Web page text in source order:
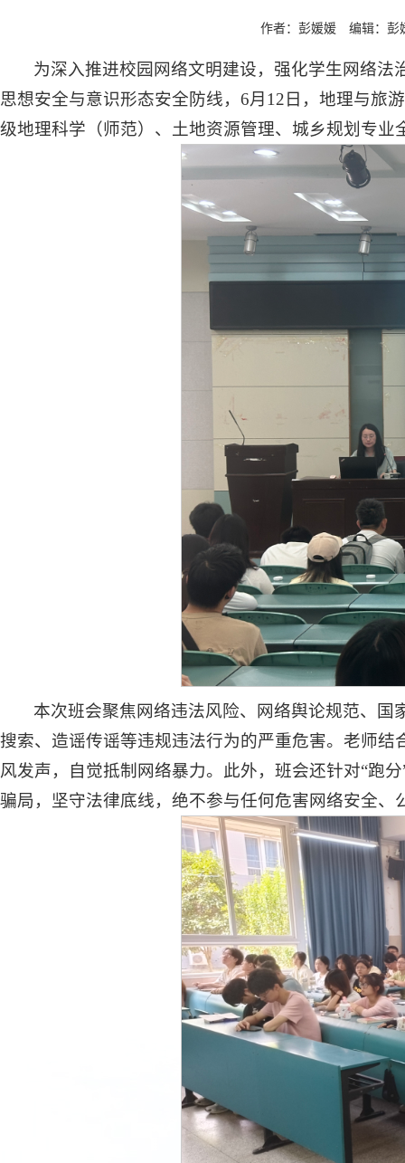
作者：彭媛媛 编辑：彭
为深入推进校园网络文明建设，强化学生网络
思想安全与意识形态安全防线，6月12日，地理与旅
级地理科学（师范）、土地资源管理、城乡规划专业
本次班会聚焦网络违法风险、网络舆论规范、
搜索、造谣传谣等违规违法行为的严重危害。老师
风发声，自觉抵制网络暴力。此外，班会还针对“跑
骗局，坚守法律底线，绝不参与任何危害网络安全、